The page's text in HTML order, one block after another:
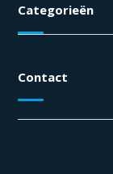
Categorieën
Contact